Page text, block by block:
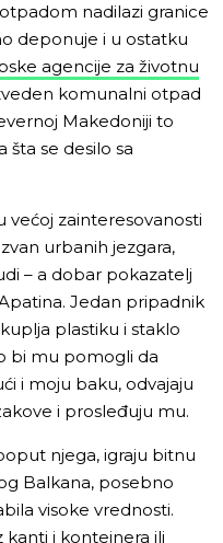
nadilazi granice
deponuje i u ostatku
agencije za životnu
komunalni otpad
Makedoniji to
šta se desilo sa
većoj zainteresovanosti
urbanih jezgara,
– a dobar pokazatelj
Jedan pripadnik
plastiku i staklo
bi mu pomogli da
i moju baku, odvajaju
i prosleđuju mu.
njega, igraju bitnu
Balkana, posebno
visoke vrednosti.
i kontejnera ili